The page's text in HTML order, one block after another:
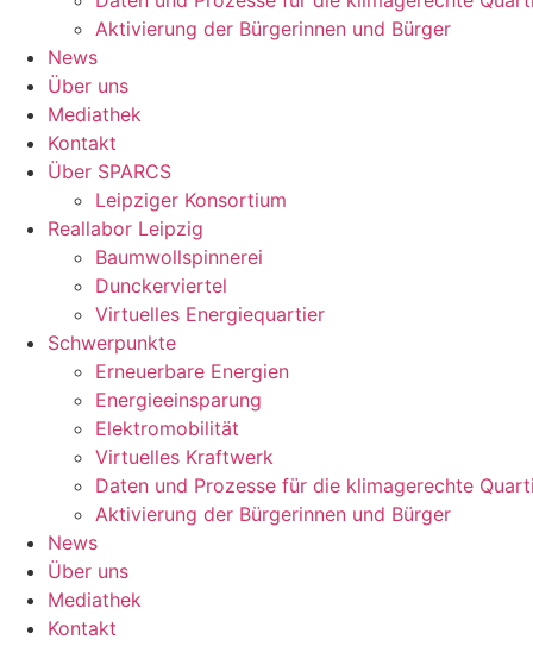
Aktivierung der Bürgerinnen und Bürger
News
Über uns
Mediathek
Kontakt
Über SPARCS
Leipziger Konsortium
Reallabor Leipzig
Baumwollspinnerei
Dunckerviertel
Virtuelles Energiequartier
Schwerpunkte
Erneuerbare Energien
Energieeinsparung
Elektromobilität
Virtuelles Kraftwerk
Daten und Prozesse für die klimagerechte
Aktivierung der Bürgerinnen und Bürger
News
Über uns
Mediathek
Kontakt